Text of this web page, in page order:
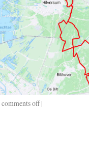
comments offon
|